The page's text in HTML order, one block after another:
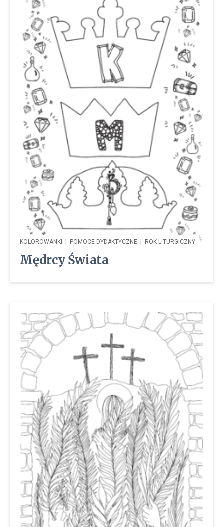
KOLOROWANKI | POMOCE DYDAKTYCZNE | ROK LITURGICZNY
Mędrcy Świata